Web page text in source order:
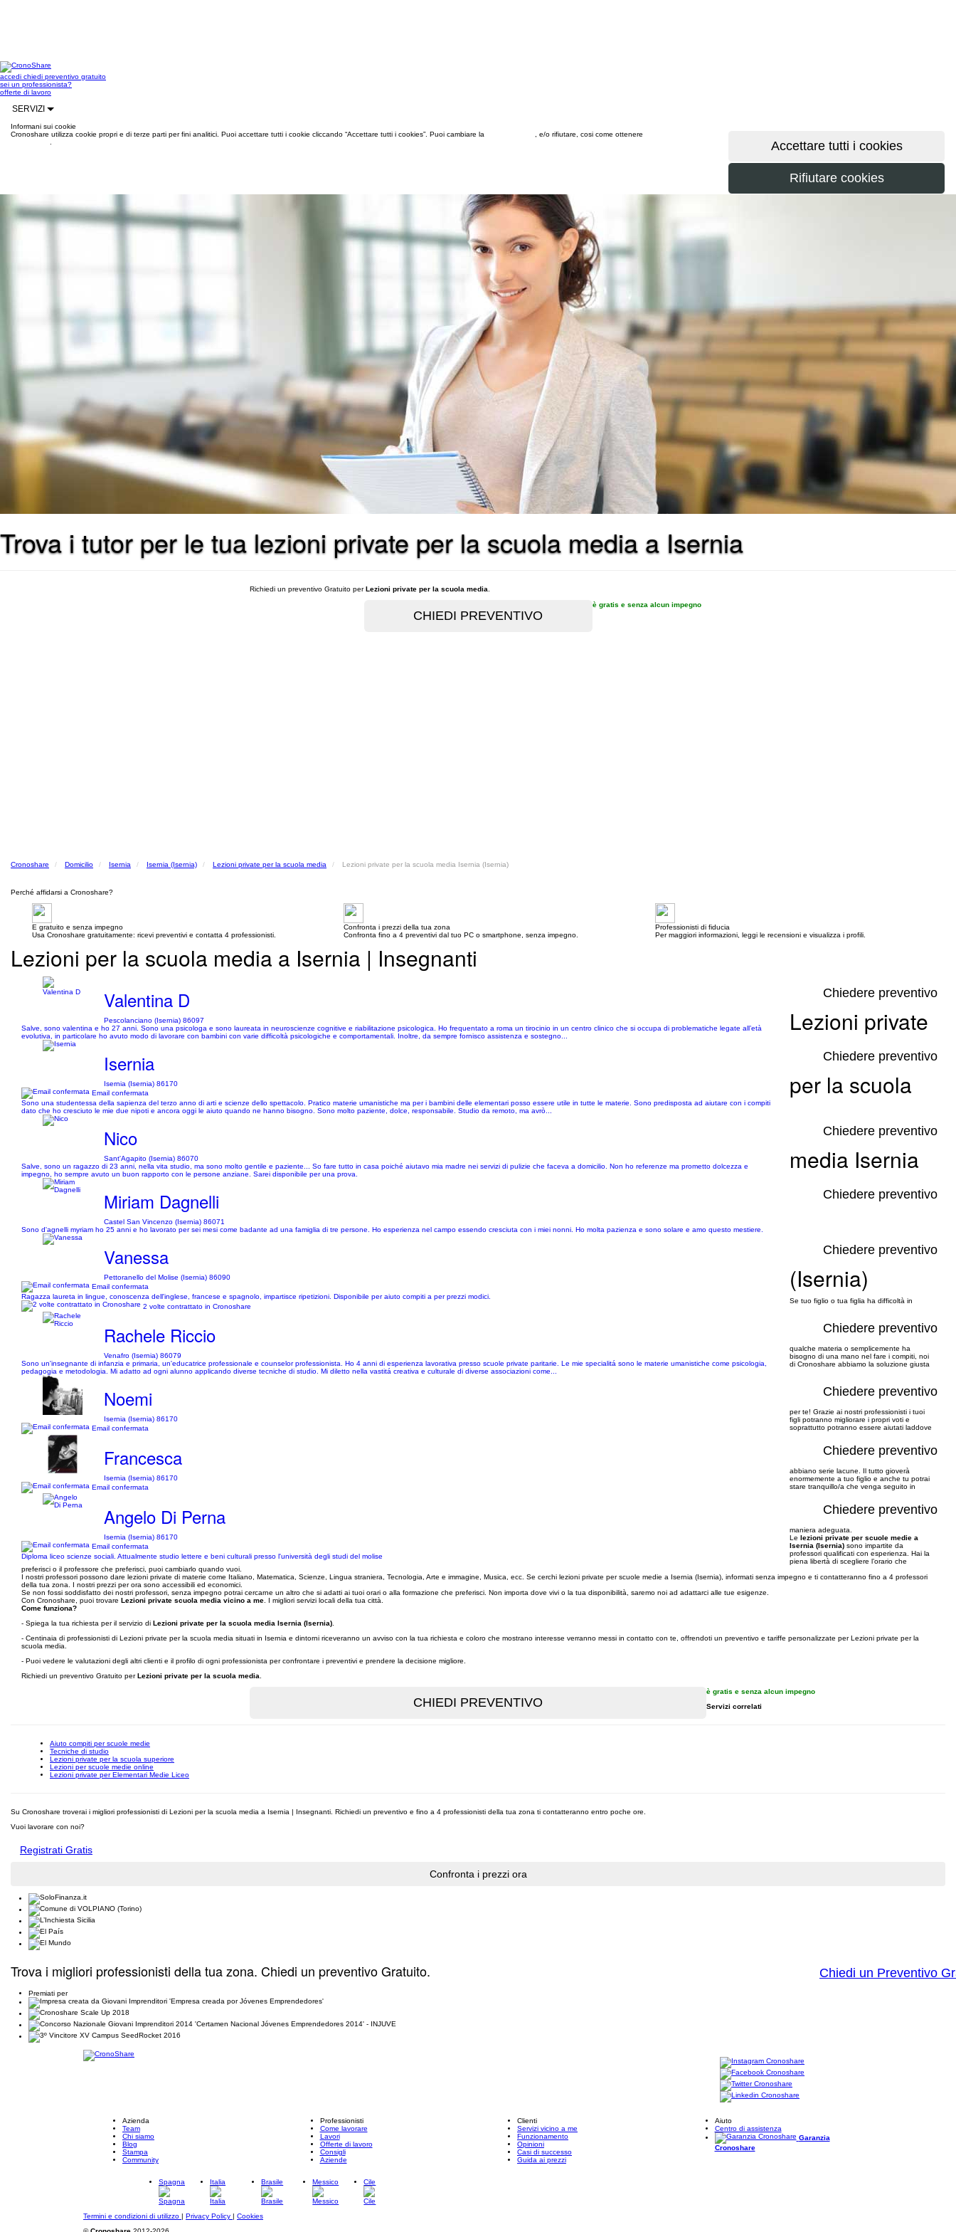
accedi chiedi preventivo gratuito
sei un professionista?
offerte di lavoro
SERVIZI
Informani sui cookie
Cronoshare utilizza cookie propri e di terze parti per fini analitici. Puoi accettare tutti i cookie cliccando “Accettare tutti i cookies”. Puoi cambiare la
, e/o rifiutare, cosi come ottenere
Trova i tutor per le tua lezioni private per la scuola media a Isernia
Richiedi un preventivo Gratuito perLezioni private per la scuola media
è gratis e senza alcun impegno
Cronoshare Domicilio Isernia Isernia (Isernia) Lezioni private per la scuola media Lezioni private per la scuola media Isernia (Isernia)
Perché affidarsi a Cronoshare?
E gratuito e senza impegno
Usa Cronoshare gratuitamente: ricevi preventivi e contatta 4 professionisti.
Confronta i prezzi della tua zona
Confronta fino a 4 preventivi dal tuo PC o smartphone, senza impegno.
Professionisti di fiducia
Per maggiori informazioni, leggi le recensioni e visualizza i profili.
Lezioni per la scuola media a Isernia | Insegnanti
Valentina D
Pescolanciano (Isernia) 86097
Salve, sono valentina e ho 27 anni. Sono una psicologa e sono laureata in neuroscienze cognitive e riabilitazione psicologica. Ho frequentato a roma un tirocinio in un centro clinico che si occupa di problematiche legate all’età
evolutiva, in particolare ho avuto modo di lavorare con bambini con varie difficoltà psicologiche e comportamentali. Inoltre, da sempre fornisco assistenza e sostegno...
Chiedere preventivo
Isernia
Isernia (Isernia) 86170
Email confermata
Sono una studentessa della sapienza del terzo anno di arti e scienze dello spettacolo. Pratico materie umanistiche ma per i bambini delle elementari posso essere utile in tutte le materie. Sono predisposta ad aiutare con i compiti
dato che ho cresciuto le mie due nipoti e ancora oggi le aiuto quando ne hanno bisogno. Sono molto paziente, dolce, responsabile. Studio da remoto, ma avrò...
Chiedere preventivo
Nico
Sant'Agapito (Isernia) 86070
Salve, sono un ragazzo di 23 anni, nella vita studio, ma sono molto gentile e paziente... So fare tutto in casa poiché aiutavo mia madre nei servizi di pulizie che faceva a domicilio. Non ho referenze ma prometto dolcezza e
impegno, ho sempre avuto un buon rapporto con le persone anziane. Sarei disponibile per una prova.
Chiedere preventivo
Miriam Dagnelli
Castel San Vincenzo (Isernia) 86071
Sono d'agnelli myriam ho 25 anni e ho lavorato per sei mesi come badante ad una famiglia di tre persone. Ho esperienza nel campo essendo cresciuta con i miei nonni. Ho molta pazienza e sono solare e amo questo mestiere.
Chiedere preventivo
Vanessa
Pettoranello del Molise (Isernia) 86090
Email confermata
Ragazza laureta in lingue, conoscenza dell'inglese, francese e spagnolo, impartisce ripetizioni. Disponibile per aiuto compiti a per prezzi modici.
2 volte contrattato in Cronoshare
Chiedere preventivo
Rachele Riccio
Venafro (Isernia) 86079
Sono un'insegnante di infanzia e primaria, un'educatrice professionale e counselor professionista. Ho 4 anni di esperienza lavorativa presso scuole private paritarie. Le mie specialitá sono le materie umanistiche come psicologia,
pedagogia e metodologia. Mi adatto ad ogni alunno applicando diverse tecniche di studio. Mi diletto nella vastitá creativa e culturale di diverse associazioni come...
Chiedere preventivo
Noemi
Isernia (Isernia) 86170
Email confermata
Chiedere preventivo
Francesca
Isernia (Isernia) 86170
Email confermata
Chiedere preventivo
Angelo Di Perna
Isernia (Isernia) 86170
Email confermata
Diploma liceo scienze sociali. Attualmente studio lettere e beni culturali presso l'università degli studi del molise
Chiedere preventivo
Lezioni private
per la scuola
media Isernia
(Isernia)
Se tuo figlio o tua figlia ha difficoltà in
qualche materia o semplicemente ha
bisogno di una mano nel fare i compiti, noi
di Cronoshare abbiamo la soluzione giusta
per te! Grazie ai nostri professionisti i tuoi
figli potranno migliorare i propri voti e
soprattutto potranno essere aiutati laddove
abbiano serie lacune. Il tutto gioverà
enormemente a tuo figlio e anche tu potrai
stare tranquillo/a che venga seguito in
maniera adeguata.
Le lezioni private per scuole medie a
Isernia (Isernia) sono impartite da
professori qualificati con esperienza. Hai la
piena libertà di scegliere l’orario che
preferisci o il professore che preferisci, puoi cambiarlo quando vuoi.
I nostri professori possono dare lezioni private di materie come Italiano, Matematica, Scienze, Lingua straniera, Tecnologia, Arte e immagine, Musica, ecc. Se cerchi lezioni private per scuole medie a Isernia (Isernia), informati senza impegno e ti contatteranno fino a 4 professori
della tua zona. I nostri prezzi per ora sono accessibili ed economici.
Se non fossi soddisfatto dei nostri professori, senza impegno potrai cercarne un altro che si adatti ai tuoi orari o alla formazione che preferisci. Non importa dove vivi o la tua disponibilità, saremo noi ad adattarci alle tue esigenze.
Con Cronoshare, puoi trovare Lezioni private scuola media vicino a me . I migliori servizi locali della tua città.
Come funziona?
- Spiega la tua richiesta per il servizio di Lezioni private per la scuola media Isernia (Isernia)
- Centinaia di professionisti di Lezioni private per la scuola media situati in Isernia e dintorni riceveranno un avviso con la tua richiesta e coloro che mostrano interesse verranno messi in contatto con te, offrendoti un preventivo e tariffe personalizzate per Lezioni private per la
scuola media.
- Puoi vedere le valutazioni degli altri clienti e il profilo di ogni professionista per confrontare i preventivi e prendere la decisione migliore.
Richiedi un preventivo Gratuito perLezioni private per la scuola media
è gratis e senza alcun impegno
Servizi correlati
Aiuto compiti per scuole medie
Tecniche di studio
Lezioni private per la scuola superiore
Lezioni per scuole medie online
Lezioni private per Elementari Medie Liceo
Su Cronoshare troverai i migliori professionisti di Lezioni per la scuola media a Isernia | Insegnanti. Richiedi un preventivo e fino a 4 professionisti della tua zona ti contatteranno entro poche ore.
Vuoi lavorare con noi?
Registrati Gratis
Trova i migliori professionisti della tua zona. Chiedi un preventivo Gratuito. Chiedi un Preventivo
Premiati per
Azienda
Team
Chi siamo
Blog
Stampa
Community
Professionisti
Come lavorare
Lavori
Offerte di lavoro
Consigli
Aziende
Clienti
Servizi vicino a me
Funzionamento
Opinioni
Casi di successo
Guida ai prezzi
Aiuto
Centro di assistenza
Garanzia
Cronoshare
Spagna Italia Brasile Messico Cile
Termini e condizioni di utilizzo | Privacy Policy | Cookies